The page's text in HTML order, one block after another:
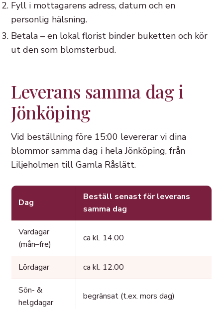
Fyll i mottagarens adress, datum och en
personlig hälsning.
Betala – en lokal florist binder buketten och kör
ut den som blomsterbud.
Leverans samma dag i
Jönköping
Vid beställning före 15:00 levererar vi dina
blommor samma dag i hela Jönköping, från
Liljeholmen till Gamla Råslätt.
Dag
Beställ senast för leverans
samma dag
Vardagar
(mån–fre)
ca kl. 14.00
Lördagar ca kl. 12.00
Sön- &
helgdagar
begränsat (t.ex. mors dag)